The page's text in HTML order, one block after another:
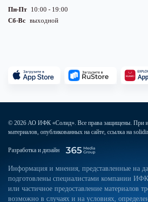
Пн-Пт 10:00 - 19:00
Сб-Вс выходной
© 2026 АО ИФК «Солид». Все права защищены. При
материалов, опубликованных на сайте, ссылка на
Разработка и дизайн
Информация и мнения, представленные на
подготовлены специалистами компании
или частичное предоставление материалов
возможно в случаях и на условиях,